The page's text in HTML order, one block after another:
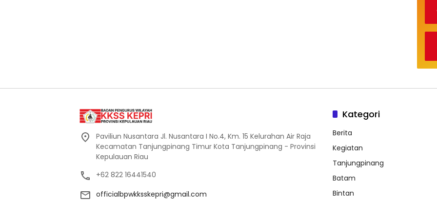
Paviliun Nusantara Jl. Nusantara I No.4, Km. 15 Kelurahan Air Raja
Kecamatan Tanjungpinang Timur Kota Tanjungpinang - Provinsi
Kepulauan Riau
+62 822 16441540
officialbpwkksskepri@gmail.com
Kategori
Berita
Kegiatan
Tanjungpinang
Batam
Bintan